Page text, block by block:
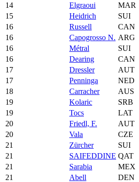
14
Elgraoui MAR
15
Heidrich SUI
16
Russell CAN
16
Capogrosso N. ARG
16
Métral SUI
16
Dearing CAN
17
Dressler AUT
17
Penninga NED
18
Carracher AUS
19
Kolaric SRB
19
Tocs LAT
20
Friedl, F. AUT
20
Vala CZE
21
Zürcher SUI
21
SAIFEDDINE QAT
21
Sarabia MEX
21
Abell DEN